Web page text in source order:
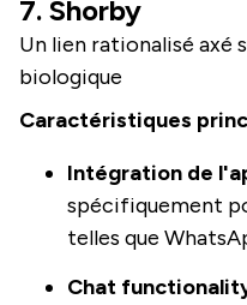
7. Shorby
Un lien rationalisé axé
biologique
Caractéristiques
Intégration de
spécifiquement
telles que
Chat